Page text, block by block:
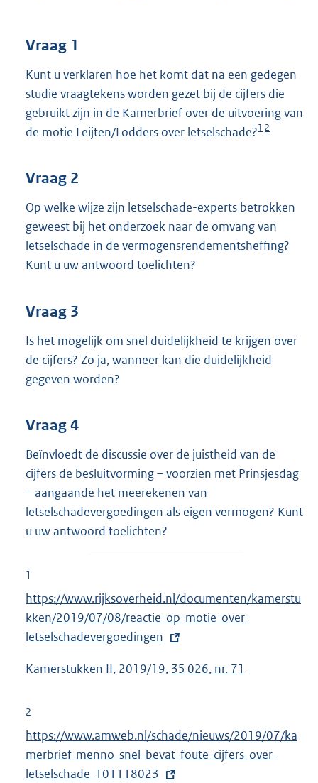
6
K
b
Vraag 1
Kunt u verklaren hoe het komt dat na een gedegen
studie vraagtekens worden gezet bij de cijfers die
gebruikt zijn in de Kamerbrief over de uitvoering van
de motie Leijten/Lodders over letselschade?1 2
Vraag 2
Op welke wijze zijn letselschade-experts betrokken
geweest bij het onderzoek naar de omvang van
letselschade in de vermogensrendementsheffing?
Kunt u uw antwoord toelichten?
Vraag 3
Is het mogelijk om snel duidelijkheid te krijgen over
de cijfers? Zo ja, wanneer kan die duidelijkheid
gegeven worden?
Vraag 4
Beïnvloedt de discussie over de juistheid van de
cijfers de besluitvorming – voorzien met Prinsjesdag
– aangaande het meerekenen van
letselschadevergoedingen als eigen vermogen? Kunt
u uw antwoord toelichten?
1
E
x
t
r
e
l
i
n
https://www.rijksoverheid.nl/documenten/kamerstu
kken/2019/07/08/reactie-op-motie-over-
letselschadevergoedingen
Kamerstukken II, 2019/19, 35 026, nr. 71
2
E
x
t
https://www.amweb.nl/schade/nieuws/2019/07/ka
merbrief-menno-snel-bevat-foute-cijfers-over-
letselschade-101118023